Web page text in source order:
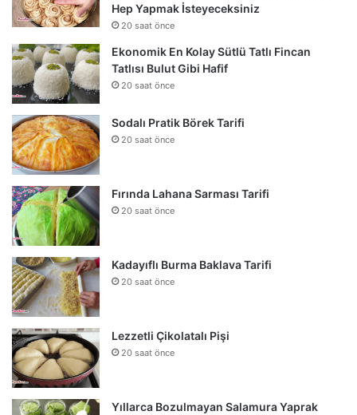
Hep Yapmak İsteyeceksiniz
20 saat önce
Ekonomik En Kolay Sütlü Tatlı Fincan
Tatlısı Bulut Gibi Hafif
20 saat önce
Sodalı Pratik Börek Tarifi
20 saat önce
Fırında Lahana Sarması Tarifi
20 saat önce
Kadayıflı Burma Baklava Tarifi
20 saat önce
Lezzetli Çikolatalı Pişi
20 saat önce
Yıllarca Bozulmayan Salamura Yaprak